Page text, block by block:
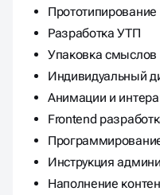
Прототипирование
Разработка УТП
Упаковка смыслов
Индивидуальный
Анимации и
Frontend
Инструкция
Наполнение